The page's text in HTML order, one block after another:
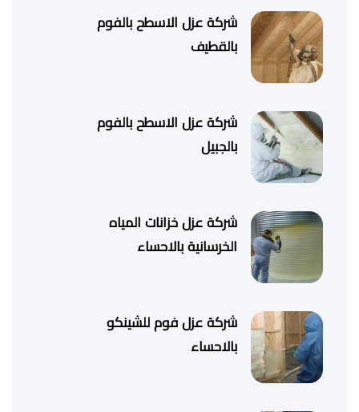
شركة عزل الاسطح بالفوم
بالقطيف
شركة عزل الاسطح بالفوم
بالجبيل
شركة عزل خزانات المياه
الخرسانية بالاحساء
شركة عزل فوم للشينكو
بالاحساء